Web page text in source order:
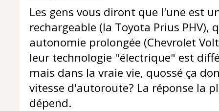
Les gens vous diront que l'une est
rechargeable (la Toyota Prius PHV),
autonomie prolongée (Chevrolet
leur technologie "électrique" est
mais dans la vraie vie, quossé ça
vitesse d'autoroute? La réponse la
dépend.